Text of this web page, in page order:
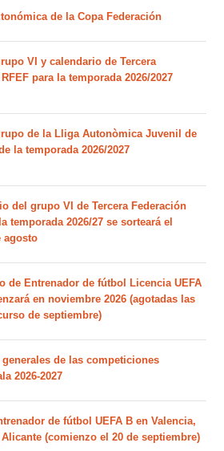
de la Copa Federación
VI y calendario de Tercera
para la temporada 2026/2027
de la Lliga Autonòmica Juvenil de
la temporada 2026/2027
del grupo VI de Tercera Federación
temporada 2026/27 se sorteará el
agosto
de Entrenador de fútbol Licencia UEFA
en noviembre 2026 (agotadas las
de septiembre)
de las competiciones
2026-2027
de fútbol UEFA B en Valencia,
(comienzo el 20 de septiembre)